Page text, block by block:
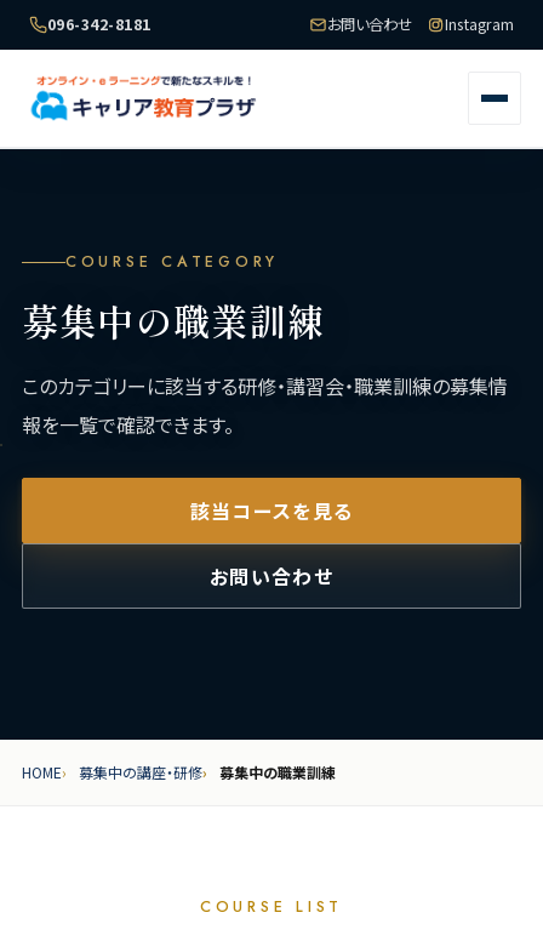
096-342-8181 お問い合わせ Instagram
COURSE CATEGORY
募集中の職業訓練
このカテゴリーに該当する研修・講習会・職業訓練の募集情
報を一覧で確認できます。
該当コースを見る
お問い合わせ
HOME 募集中の講座・研修 募集中の職業訓練
COURSE LIST